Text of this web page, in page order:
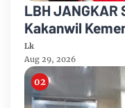
LBH
Kakanwil
Jakarta
Lk
Aug 29, 2026